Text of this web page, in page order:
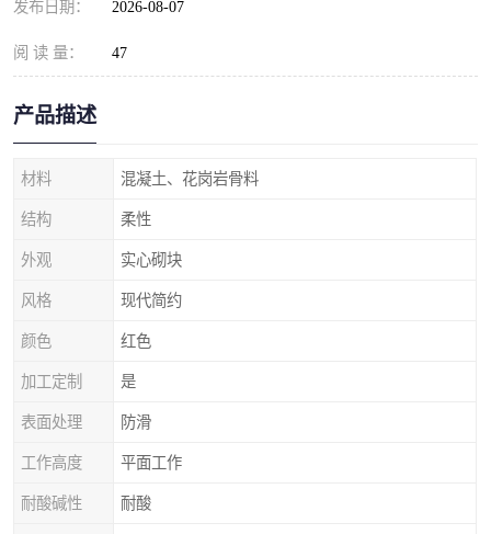
发布日期： 2026-08-07
阅 读 量： 47
产品描述
材料 混凝土、花岗岩骨料
结构 柔性
外观 实心砌块
风格 现代简约
颜色 红色
加工定制 是
表面处理 防滑
工作高度 平面工作
耐酸碱性 耐酸